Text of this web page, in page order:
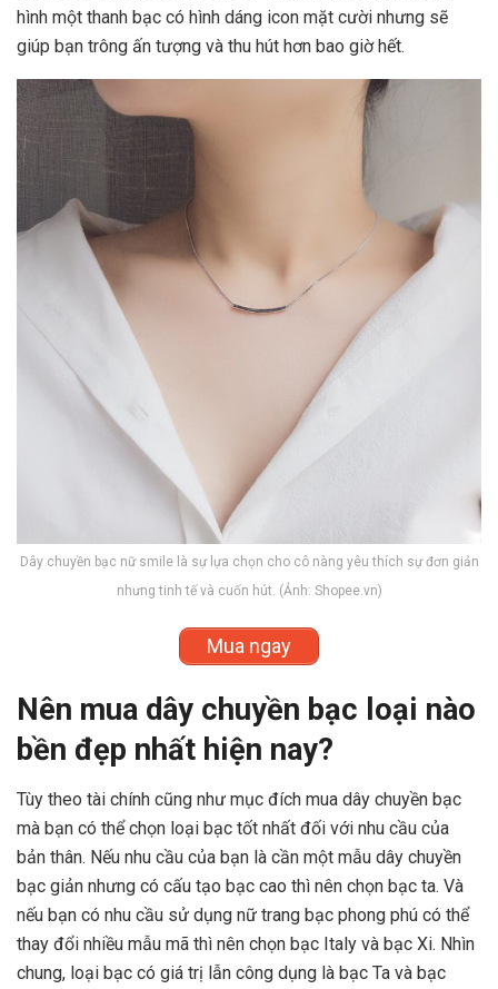
hình một thanh bạc có hình dáng icon mặt cười nhưng sẽ
giúp bạn trông ấn tượng và thu hút hơn bao giờ hết.
Dây chuyền bạc nữ smile là sự lựa chọn cho cô nàng yêu thích sự đơn giản
nhưng tinh tế và cuốn hút. (Ảnh: Shopee.vn)
Mua ngay
Nên mua dây chuyền bạc loại nào
bền đẹp nhất hiện nay?
Tùy theo tài chính cũng như mục đích mua dây chuyền bạc
mà bạn có thể chọn loại bạc tốt nhất đối với nhu cầu của
bản thân. Nếu nhu cầu của bạn là cần một mẫu dây chuyền
bạc giản nhưng có cấu tạo bạc cao thì nên chọn bạc ta. Và
nếu bạn có nhu cầu sử dụng nữ trang bạc phong phú có thể
thay đổi nhiều mẫu mã thì nên chọn bạc Italy và bạc Xi. Nhìn
chung, loại bạc có giá trị lẫn công dụng là bạc Ta và bạc